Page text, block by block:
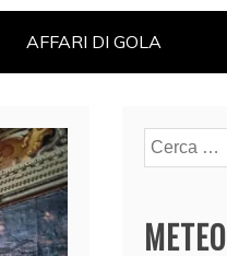
AFFARI DI GOLA
Ricerca
per:
METEO